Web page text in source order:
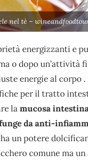
nel tè –
energizzanti e
o dopo un’attività
energie al corpo .
per il tratto
lamucosa
da anti-
un potere
comune ma un